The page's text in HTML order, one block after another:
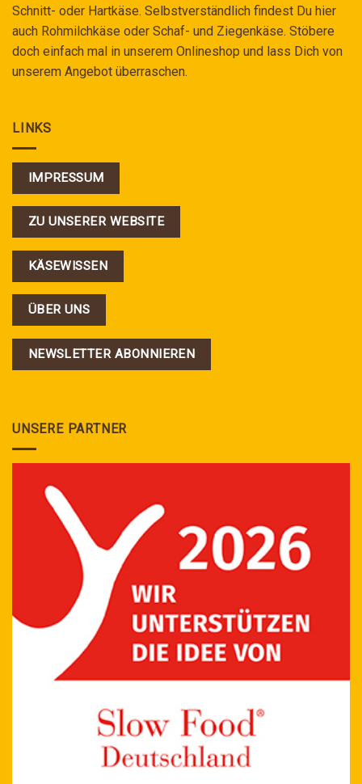
Schnitt- oder Hartkäse. Selbstverständlich findest Du hier
auch Rohmilchkäse oder Schaf- und Ziegenkäse. Stöbere
doch einfach mal in unserem Onlineshop und lass Dich von
unserem Angebot überraschen.
LINKS
IMPRESSUM
ZU UNSERER WEBSITE
KÄSEWISSEN
ÜBER UNS
NEWSLETTER ABONNIEREN
UNSERE PARTNER